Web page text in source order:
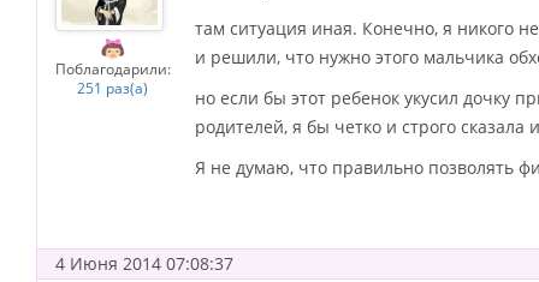
Поблагодарили:
251 раз(а)
там ситуация иная. Конечно, я никого
и решили, что нужно этого мальчика
но если бы этот ребенок укусил дочку
родителей, я бы четко и строго
Я не думаю, что правильно позволять
4 Июня 2014 07:08:37